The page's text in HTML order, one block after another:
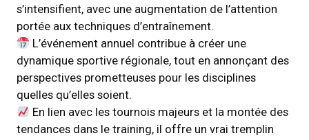
s’intensifient, avec une augmentation de l’attention
portée aux techniques d’entraînement.
L’événement annuel contribue à créer une
dynamique sportive régionale, tout en annonçant des
perspectives prometteuses pour les disciplines
quelles qu’elles soient.
En lien avec les tournois majeurs et la montée des
tendances dans le training, il offre un vrai tremplin